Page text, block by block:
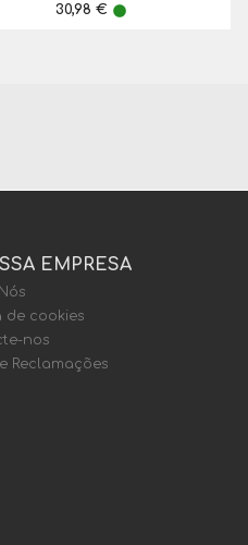
Preço
30,98 € lens
EMPRESA
de cookies
nos
Reclamações